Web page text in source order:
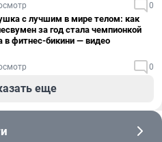
0
с лучшим в мире телом: как
за год стала чемпионкой
в фитнес-бикини — видео
0
еще